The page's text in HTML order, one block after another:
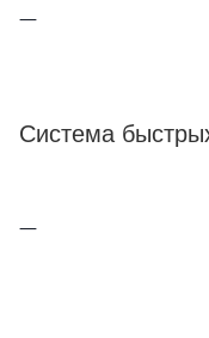
Система